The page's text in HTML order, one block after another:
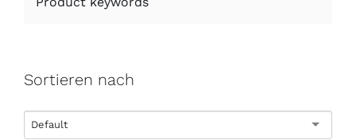
Sortieren nach
Default